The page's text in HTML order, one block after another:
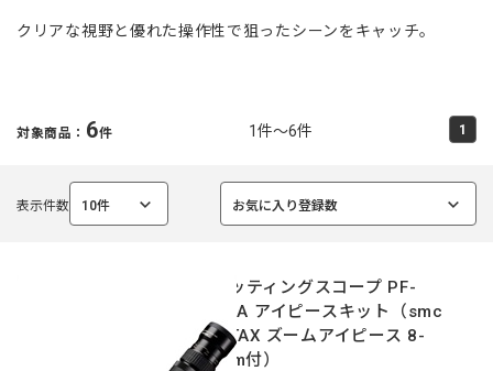
ー
クリアな視野と優れた操作性で狙ったシーンをキャッチ。
対象商品： 6件 1件～6件 1
表示件数 10件
選
お気に入り登録数
選
スポッティングスコープ PF-
85EDA アイピースキット（smc
PENTAX ズームアイピース 8-
24mm付）